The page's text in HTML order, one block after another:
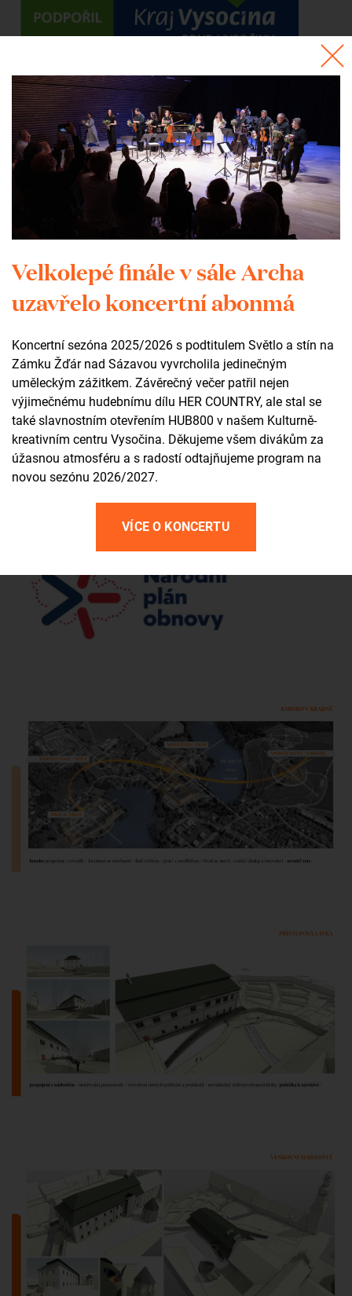
Velkolepé finále v sále Archa
uzavřelo koncertní abonmá
Koncertní sezóna 2025/2026 s podtitulem Světlo a stín na
Zámku Žďár nad Sázavou vyvrcholila jedinečným
uměleckým zážitkem. Závěrečný večer patřil nejen
výjimečnému hudebnímu dílu HER COUNTRY, ale stal se
také slavnostním otevřením HUB800 v našem Kulturně-
kreativním centru Vysočina. Děkujeme všem divákům za
úžasnou atmosféru a s radostí odtajňujeme program na
novou sezónu 2026/2027.
VÍCE O KONCERTU